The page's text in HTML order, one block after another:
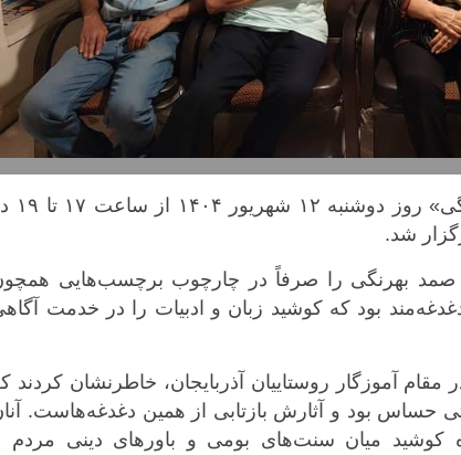
نشستی با محوریت
شد.
صمد بهرنگی را صرفاً در چارچوب برچسب‌هایی
بود که کوشید زبان و ادبیات را در خدمت
آموزگار روستاییان آذربایجان، خاطرنشان کردند
حساس بود و آثارش بازتابی از همین دغدغه‌هاست.
کوشید میان سنت‌های بومی و باورهای دینی مردم